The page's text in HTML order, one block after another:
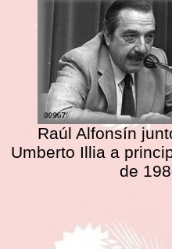
Raúl Alfonsín
Umberto Illia a
de